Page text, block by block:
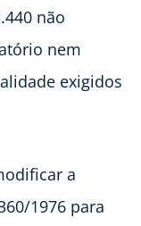
não
nem
exigidos
a
1976 para